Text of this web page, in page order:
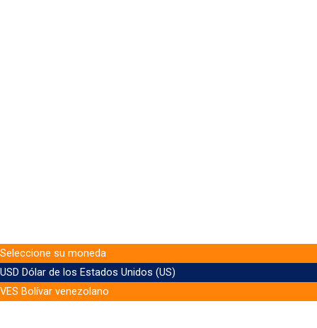
Seleccione su moneda
USD Dólar de los Estados Unidos (US)
VES Bolívar venezolano